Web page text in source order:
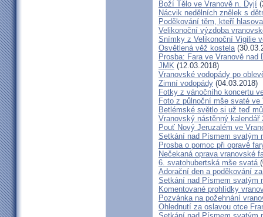
Boží Tělo ve Vranově n. Dyjí
Nácvik nedělních znělek s
Poděkování těm, kteří
Velikonoční výzdoba
Snímky z Velikonoční Vigilie
Osvětlená věž kostela
Prosba: Fara ve Vranově
JMK (12.03.2018)
Vranovské vodopády po
Zimní vodopády (04.03.2018)
Fotky z vánočního koncertu
Foto z půlnoční mše svaté ve
Betlémské světlo si už teď
Vranovský nástěnný kalendář
Pouť Nový Jeruzalém ve
Setkání nad Písmem svatým
Prosba o pomoc při opravě
Nečekaná oprava vranovské
6. svatohubertská mše svatá
Adorační den a poděkování
Setkání nad Písmem svatým
Komentované prohlídky
Pozvánka na požehnání
Ohlednutí za oslavou otce